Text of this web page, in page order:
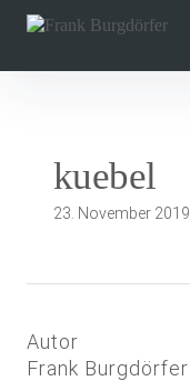
überspringen
kuebel
23. November 2019
Autor
Frank Burgdörfer